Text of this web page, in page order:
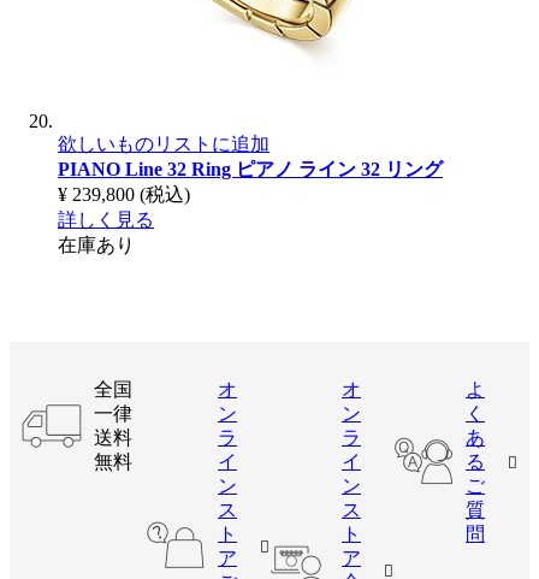
欲しいものリストに追加
PIANO Line 32 Ring ピアノ ライン 32 リング
¥ 239,800 (税込)
詳しく見る
在庫あり
全国
一律
送料
無料
オ
ン
ラ
イ
ン
ス
ト
ア
オ
ン
ラ
イ
ン
ス
ト
ア
よ
く
あ
る
ご
質
問